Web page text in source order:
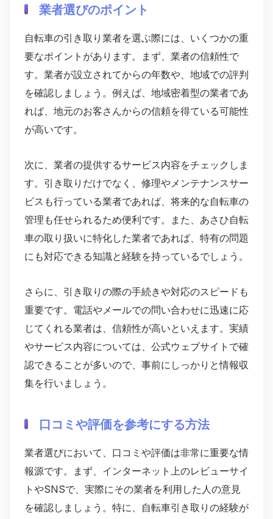
業者選びのポイント
自転車の引き取り業者を選ぶ際には、いくつかの重
要なポイントがあります。まず、業者の信頼性で
す。業者が設立されてからの年数や、地域での評判
を確認しましょう。例えば、地域密着型の業者であ
れば、地元のお客さんからの信頼を得ている可能性
が高いです。
次に、業者の提供するサービス内容をチェックしま
す。引き取りだけでなく、修理やメンテナンスサー
ビスも行っている業者であれば、将来的な自転車の
管理も任せられるため便利です。また、あさひ自転
車の取り扱いに特化した業者であれば、特有の問題
にも対応できる知識と経験を持っているでしょう。
さらに、引き取りの際の手続きや対応のスピードも
重要です。電話やメールでの問い合わせに迅速に応
じてくれる業者は、信頼性が高いといえます。実績
やサービス内容については、公式ウェブサイトで確
認できることが多いので、事前にしっかりと情報収
集を行いましょう。
口コミや評価を参考にする方法
業者選びにおいて、口コミや評価は非常に重要な情
報源です。まず、インターネット上のレビューサイ
トやSNSで、実際にその業者を利用した人の意見
を確認しましょう。特に、自転車引き取りの経験が